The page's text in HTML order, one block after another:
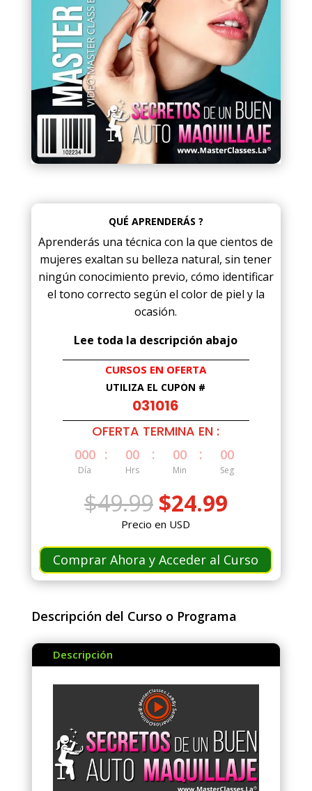
QUÉ APRENDERÁS ?
Aprenderás una técnica con la que cientos de
mujeres exaltan su belleza natural, sin tener
ningún conocimiento previo, cómo identificar
el tono correcto según el color de piel y la
ocasión.
Lee toda la descripción abajo
CURSOS EN OFERTA
UTILIZA EL CUPÓN #
031016
OFERTA TERMINA EN :
000
Día
: 00
Hrs
: 00
Min
: 00
Seg
$49.99 El
precio
original
era:
$49.99.
$24.99El
es:
$24.99.
Precio en USD
Comprar Ahora y Acceder al Curso
Descripción del Curso o Programa
Descripción